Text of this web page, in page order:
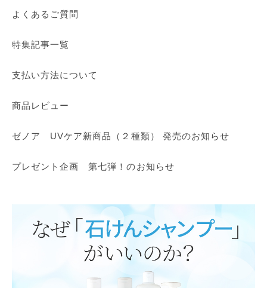
よくあるご質問
特集記事一覧
支払い方法について
商品レビュー
ゼノア UVケア新商品（２種類） 発売のお知らせ
プレゼント企画 第七弾！のお知らせ